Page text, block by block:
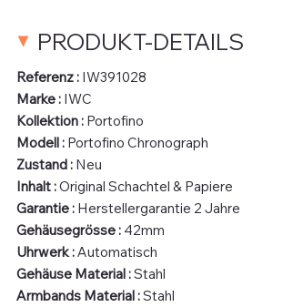
PRODUKT-DETAILS
Referenz :IW391028
Marke : IWC
Kollektion : Portofino
Modell :Portofino Chronograph
Zustand : Neu
Inhalt :Original Schachtel & Papiere
Garantie : Herstellergarantie 2 Jahre
Gehäusegrösse : 42mm
Uhrwerk :Automatisch
Gehäuse Material :Stahl
Armbands Material :Stahl